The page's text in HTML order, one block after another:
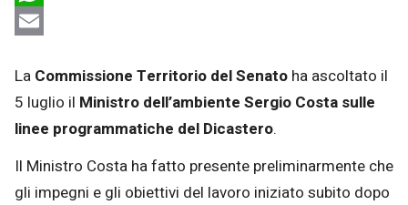
WhatsApp
La Commissione Territorio del Senato ha ascoltato il
5 luglio il Ministro dell’ambiente Sergio Costa sulle
linee programmatiche del Dicastero.
Il Ministro Costa ha fatto presente preliminarmente che
gli impegni e gli obiettivi del lavoro iniziato subito dopo